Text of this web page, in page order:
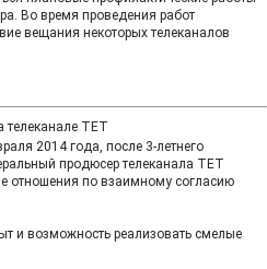
Во время проведения работ
вещания некоторых телеканалов
телеканале ТЕТ
2014 года, после 3-летнего
продюсер телеканала ТЕТ
отношения по взаимному согласию
и возможность реализовать смелые